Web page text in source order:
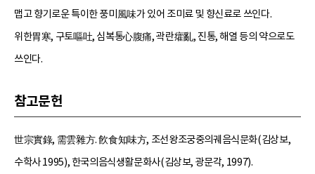
맵고 향기로운 특이한 풍미風味가 있어 조미료 및 향신료로 쓰인다.
위한胃寒, 구토嘔吐, 심복통心腹痛, 곽란癨亂, 진통, 해열 등의 약으로도
쓰인다.
참고문헌
世宗實錄, 需雲雜方. 飮食知味方, 조선왕조궁중의궤음식문화(김상보,
수학사 1995), 한국의음식생활문화사(김상보, 광문각, 1997).